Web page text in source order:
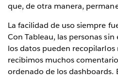
que, de otra manera,
La facilidad de uso siempre
Con Tableau, las personas
los datos pueden
recibimos muchos
ordenado de los dashboards.